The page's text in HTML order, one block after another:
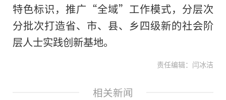
特色标识，推广“全域”工作模式，分层次
分批次打造省、市、县、乡四级新的社会阶
层人士实践创新基地。
责任编辑：闫冰洁
相关新闻